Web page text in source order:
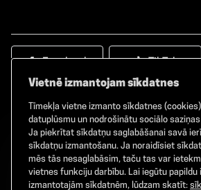
©2026GAMMA. Visas
Vietnē izmantojam sīkdatnes
Tīmekļa vietne izmanto sīkdatnes
datuplūsmu un nodrošinātu sociālo
Ja piekrītat sīkdatņu saglabāšanai savā
sīkdatņu izmantošanu. Ja noraidīsiet
mēs tās nesaglabāsim, taču tas var
vietnes funkciju darbību. Lai iegūtu papildu
izmantotajām sīkdatnēm, lūdzam skatīt: